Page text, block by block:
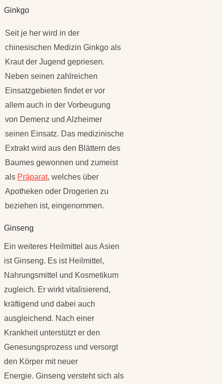
Ginkgo
Seit je her wird in der
chinesischen Medizin Ginkgo als
Kraut der Jugend gepriesen.
Neben seinen zahlreichen
Einsatzgebieten findet er vor
allem auch in der Vorbeugung
von Demenz und Alzheimer
seinen Einsatz. Das medizinische
Extrakt wird aus den Blättern des
Baumes gewonnen und zumeist
als Präparat, welches über
Apotheken oder Drogerien zu
beziehen ist, eingenommen.
Ginseng
Ein weiteres Heilmittel aus Asien
ist Ginseng. Es ist Heilmittel,
Nahrungsmittel und Kosmetikum
zugleich. Er wirkt vitalisierend,
kräftigend und dabei auch
ausgleichend. Nach einer
Krankheit unterstützt er den
Genesungsprozess und versorgt
den Körper mit neuer
Energie. Ginseng versteht sich als